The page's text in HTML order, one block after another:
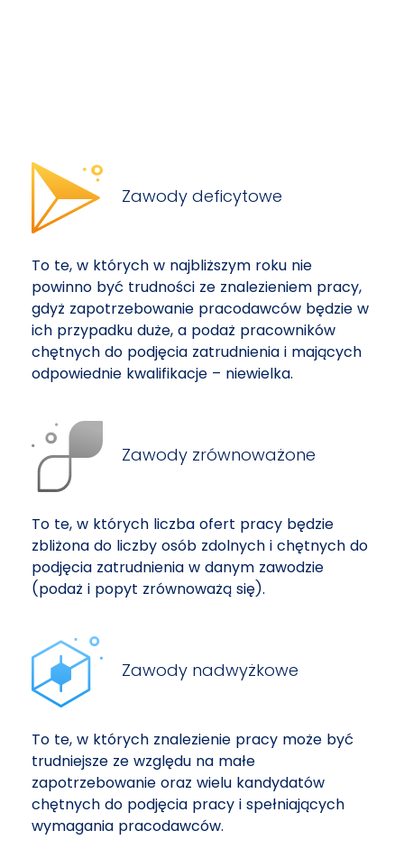
Zawody deficytowe
To te, w których w najbliższym roku nie
powinno być trudności ze znalezieniem pracy,
gdyż zapotrzebowanie pracodawców będzie w
ich przypadku duże, a podaż pracowników
chętnych do podjęcia zatrudnienia i mających
odpowiednie kwalifikacje – niewielka.
Zawody zrównoważone
To te, w których liczba ofert pracy będzie
zbliżona do liczby osób zdolnych i chętnych do
podjęcia zatrudnienia w danym zawodzie
(podaż i popyt zrównoważą się).
Zawody nadwyżkowe
To te, w których znalezienie pracy może być
trudniejsze ze względu na małe
zapotrzebowanie oraz wielu kandydatów
chętnych do podjęcia pracy i spełniających
wymagania pracodawców.